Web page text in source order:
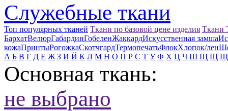
Служебные ткани
Топ популярных тканей Ткани по базовой цене изделия Ткани
БархатВелюрГабардинГобеленЖаккардИскусственная замша
кожаПринтыРогожкаСкотчгардТермопечатьФлокХлопок/лен
А Б В Г Д Е Ж З И Й К Л М Н О П Р С Т У Ф Х Ц Ч Ш Щ Щ Щ
Основная ткань:
не выбрано